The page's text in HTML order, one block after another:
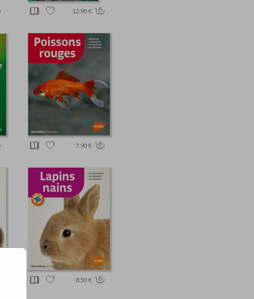
12.90 €
7.90 €
8.50 €